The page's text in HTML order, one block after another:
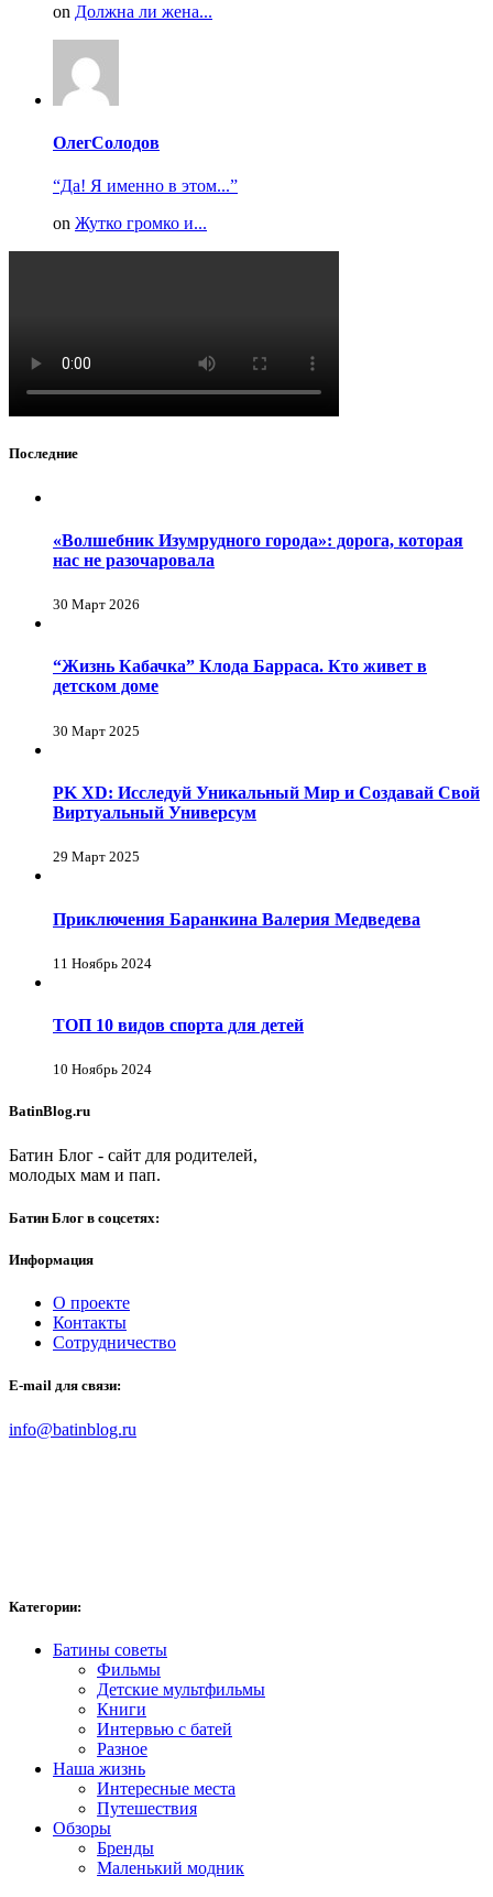
on Должна ли жена...
ОлегСолодов
“Да! Я именно в этом...”
on Жутко громко и...
Последние
«Волшебник Изумрудного города»: дорога, которая
нас не разочаровала
30 Март 2026
“Жизнь Кабачка” Клода Барраса. Кто живет в
детском доме
30 Март 2025
PK XD: Исследуй Уникальный Мир и Создавай Свой
Виртуальный Универсум
29 Март 2025
Приключения Баранкина Валерия Медведева
11 Ноябрь 2024
ТОП 10 видов спорта для детей
10 Ноябрь 2024
BatinBlog.ru
Батин Блог - сайт для родителей,
молодых мам и пап.
Батин Блог в соцсетях:
Информация
О проекте
Контакты
Сотрудничество
E-mail для связи:
info@batinblog.ru
Категории:
Батины советы
Фильмы
Детские мультфильмы
Книги
Интервью с батей
Разное
Наша жизнь
Интересные места
Путешествия
Обзоры
Бренды
Маленький модник